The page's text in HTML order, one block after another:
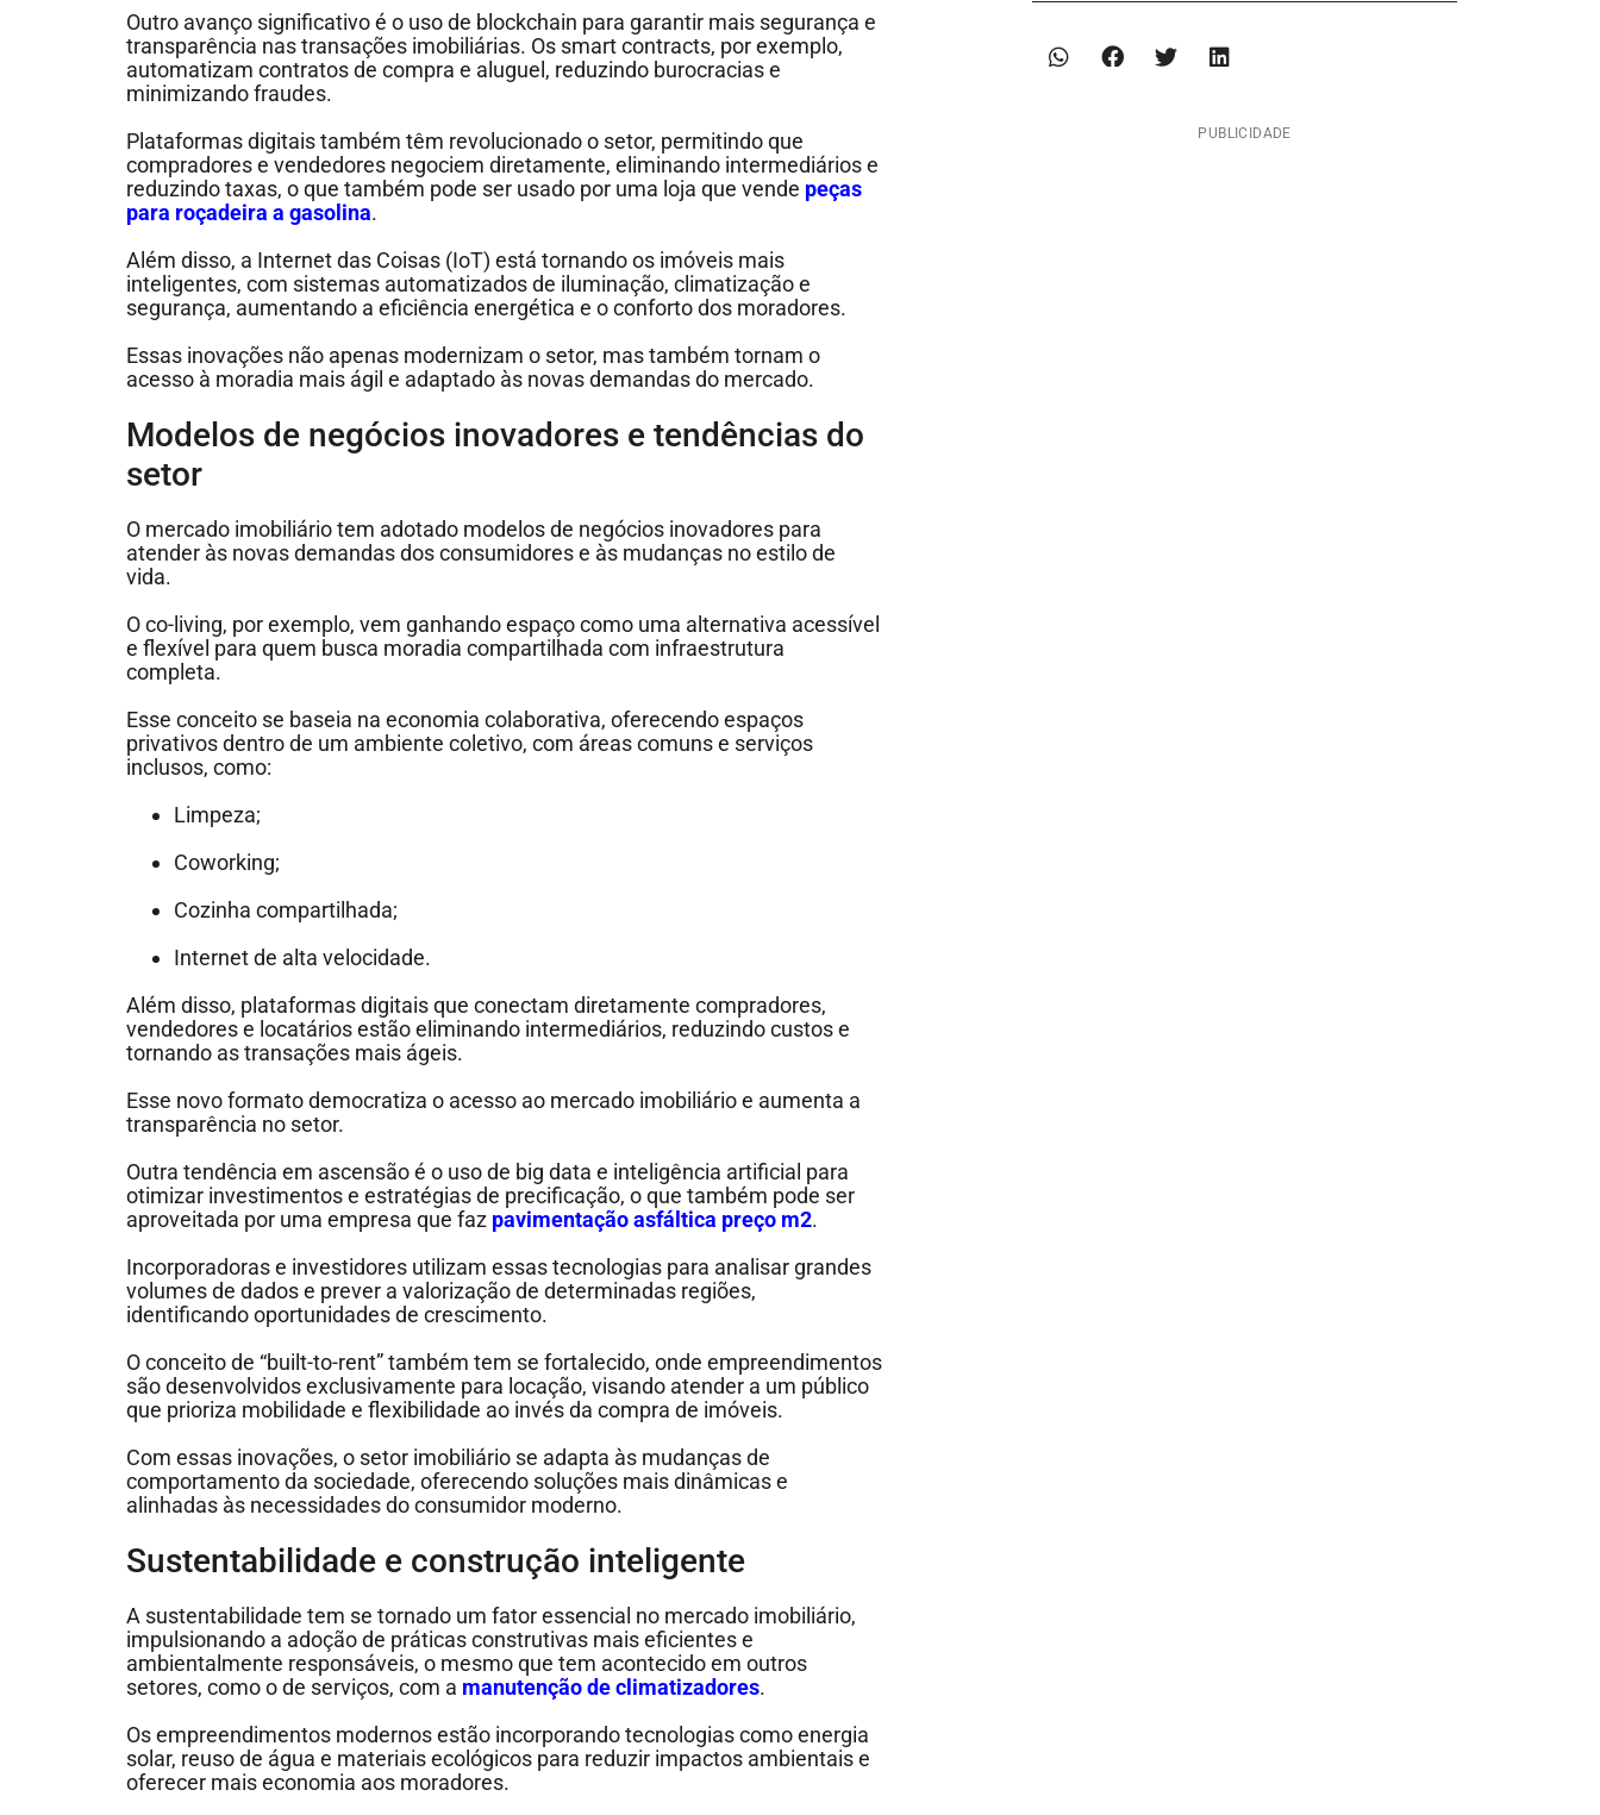
Outro avanço significativo é o uso de blockchain para garantir mais segurança e
transparência nas transações imobiliárias. Os smart contracts, por exemplo,
automatizam contratos de compra e aluguel, reduzindo burocracias e
minimizando fraudes.
Plataformas digitais também têm revolucionado o setor, permitindo que
compradores e vendedores negociem diretamente, eliminando intermediários e
reduzindo taxas, o que também pode ser usado por uma loja que vende peças
para roçadeira a gasolina.
Além disso, a Internet das Coisas (IoT) está tornando os imóveis mais
inteligentes, com sistemas automatizados de iluminação, climatização e
segurança, aumentando a eficiência energética e o conforto dos moradores.
Essas inovações não apenas modernizam o setor, mas também tornam o
acesso à moradia mais ágil e adaptado às novas demandas do mercado.
Modelos de negócios inovadores e tendências do
setor
O mercado imobiliário tem adotado modelos de negócios inovadores para
atender às novas demandas dos consumidores e às mudanças no estilo de
vida.
O co-living, por exemplo, vem ganhando espaço como uma alternativa acessível
e flexível para quem busca moradia compartilhada com infraestrutura
completa.
Esse conceito se baseia na economia colaborativa, oferecendo espaços
privativos dentro de um ambiente coletivo, com áreas comuns e serviços
inclusos, como:
Limpeza;
Coworking;
Cozinha compartilhada;
Internet de alta velocidade.
Além disso, plataformas digitais que conectam diretamente compradores,
vendedores e locatários estão eliminando intermediários, reduzindo custos e
tornando as transações mais ágeis.
Esse novo formato democratiza o acesso ao mercado imobiliário e aumenta a
transparência no setor.
Outra tendência em ascensão é o uso de big data e inteligência artificial para
otimizar investimentos e estratégias de precificação, o que também pode ser
aproveitada por uma empresa que faz pavimentação asfáltica preço m2.
Incorporadoras e investidores utilizam essas tecnologias para analisar grandes
volumes de dados e prever a valorização de determinadas regiões,
identificando oportunidades de crescimento.
O conceito de “built-to-rent” também tem se fortalecido, onde empreendimentos
são desenvolvidos exclusivamente para locação, visando atender a um público
que prioriza mobilidade e flexibilidade ao invés da compra de imóveis.
Com essas inovações, o setor imobiliário se adapta às mudanças de
comportamento da sociedade, oferecendo soluções mais dinâmicas e
alinhadas às necessidades do consumidor moderno.
Sustentabilidade e construção inteligente
A sustentabilidade tem se tornado um fator essencial no mercado imobiliário,
impulsionando a adoção de práticas construtivas mais eficientes e
ambientalmente responsáveis, o mesmo que tem acontecido em outros
setores, como o de serviços, com a manutenção de climatizadores.
Os empreendimentos modernos estão incorporando tecnologias como energia
solar, reuso de água e materiais ecológicos para reduzir impactos ambientais e
oferecer mais economia aos moradores.
PUBLICIDADE